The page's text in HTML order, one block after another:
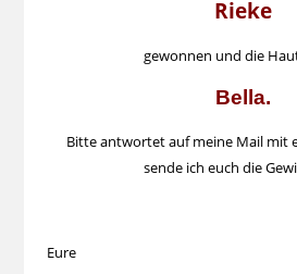
Rieke
gewonnen und die
Bella.
Bitte antwortet auf meine Mail mit
sende ich euch die
Eure